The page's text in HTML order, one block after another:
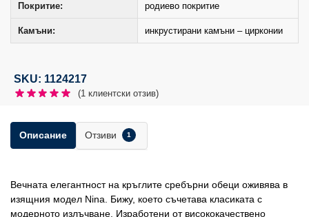
Покритие: родиево покритие
Камъни: инкрустирани камъни – цирконии
SKU: 1124217
(1 клиентски отзив)
Описание Отзиви 1
Вечната елегантност на кръглите сребърни обеци оживява в
изящния модел Nina. Бижу, което съчетава класиката с
модерното излъчване. Изработени от висококачествено